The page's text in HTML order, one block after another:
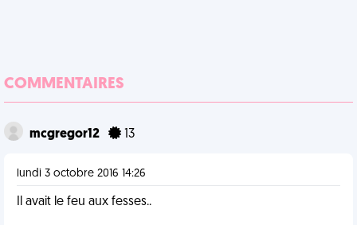
COMMENTAIRES
mcgregor12 13
lundi 3 octobre 2016 14:26
Il avait le feu aux fesses..